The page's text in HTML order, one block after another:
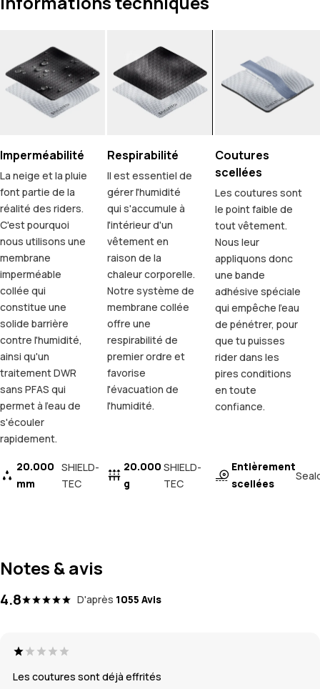
Imperméabilité
La neige et la pluie
font partie de la
réalité des riders.
C'est pourquoi
nous utilisons une
membrane
imperméable
collée qui
constitue une
solide barrière
contre l'humidité,
ainsi qu'un
traitement DWR
sans PFAS qui
permet à l'eau de
s'écouler
rapidement.
20.000
mm
SHIELD-
TEC
Respirabilité
Il est essentiel de
gérer l'humidité
qui s'accumule à
l'intérieur d'un
vêtement en
raison de la
chaleur corporelle.
Notre système de
membrane collée
offre une
respirabilité de
premier ordre et
favorise
l'évacuation de
l'humidité.
20.000
g
SHIELD-
TEC
Coutures
scellées
Les coutures sont
le point faible de
tout vêtement.
Nous leur
appliquons donc
une bande
adhésive spéciale
qui empêche l'eau
de pénétrer, pour
que tu puisses
rider dans les
pires conditions
en toute
confiance.
Entièrement
scellées
Notes & avis
4.8 D'après 1055 Avis
Les coutures sont déjà effrités